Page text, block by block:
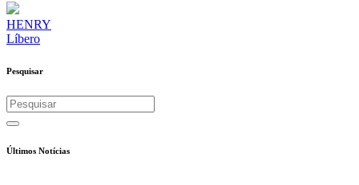
HENRY
Líbero
Pesquisar
Últimos Notícias